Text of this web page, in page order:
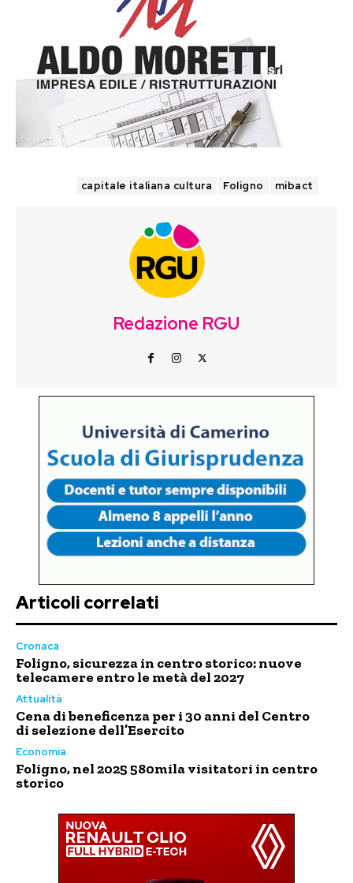
capitale italiana cultura Foligno mibact
Redazione RGU
Articoli correlati
Cronaca
Foligno, sicurezza in centro storico: nuove
telecamere entro le metà del 2027
Attualità
Cena di beneficenza per i 30 anni del Centro
di selezione dell’Esercito
Economia
Foligno, nel 2025 580mila visitatori in centro
storico